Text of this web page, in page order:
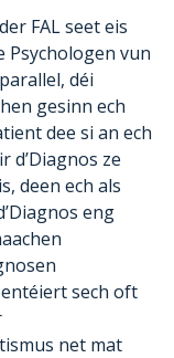
FAL seet eis
Psychologen vun
déi
gesinn ech
dee si an ech
d’Diagnos ze
deen ech als
eng
sech oft
net mat